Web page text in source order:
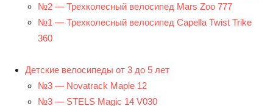
№2 — Трехколесный велосипед Mars Zoo 777
№1 — Трехколесный велосипед Capella Twist Trike
360
Детские велосипеды от 3 до 5 лет
№3 — Novatrack Maple 12
№3 — STELS Magic 14 V030